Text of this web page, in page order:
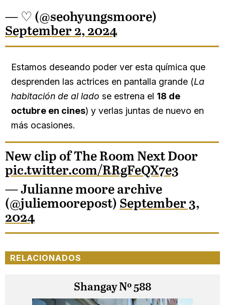
— ♡ (@seohyungsmoore)
September 2, 2024
Estamos deseando poder ver esta química que
desprenden las actrices en pantalla grande (La
habitación de al lado se estrena el 18 de
octubre en cines) y verlas juntas de nuevo en
más ocasiones.
New clip of The Room Next Door
pic.twitter.com/RRgFeQX7e3
— Julianne moore archive
(@juliemoorepost) September 3,
2024
RELACIONADOS
Shangay Nº 588